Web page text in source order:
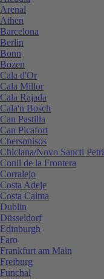
Arenal
Athen
Barcelona
Berlin
Bonn
Bozen
Cala d'Or
Cala Millor
Cala Rajada
Cala'n Bosch
Can Pastilla
Can Picafort
Chersonisos
Chiclana/Novo Sancti Petri
Conil de la Frontera
Corralejo
Costa Adeje
Costa Calma
Dublin
Düsseldorf
Edinburgh
Faro
Frankfurt am Main
Freiburg
Funchal